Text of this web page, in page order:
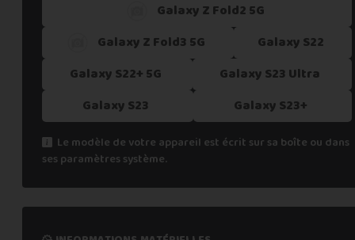
Galaxy Z Fold2 5G
Galaxy Z Fold3 5G
Galaxy S22
Galaxy S22+ 5G
Galaxy S23 Ultra
Galaxy S23
Galaxy S23+
Le modèle de votre appareil est écrit sur sa boîte ou dans
ses paramètres système.